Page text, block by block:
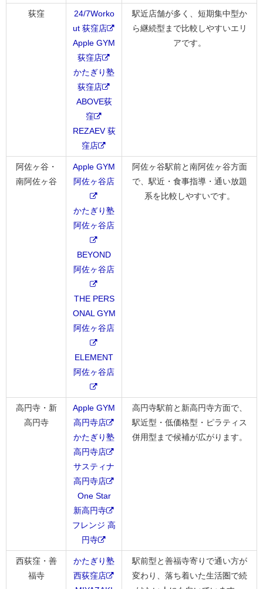
荻窪
24/7Worko
ut 荻窪店
Apple GYM
荻窪店
かたぎり塾
荻窪店
ABOVE荻
窪
REZAEV 荻
窪店
駅近店舗が多く、短期集中型か
ら継続型まで比較しやすいエリ
アです。
阿佐ヶ谷・
南阿佐ヶ谷
Apple GYM
阿佐ヶ谷店
かたぎり塾
阿佐ヶ谷店
BEYOND
阿佐ヶ谷店
THE PERS
ONAL GYM
阿佐ヶ谷店
ELEMENT
阿佐ヶ谷店
阿佐ヶ谷駅前と南阿佐ヶ谷方面
で、駅近・食事指導・通い放題
系を比較しやすいです。
高円寺・新
高円寺
Apple GYM
高円寺店
かたぎり塾
高円寺店
サスティナ
高円寺店
One Star
新高円寺
フレンジ 高
円寺
高円寺駅前と新高円寺方面で、
駅近型・低価格型・ピラティス
併用型まで候補が広がります。
西荻窪・善
福寺
かたぎり塾
西荻窪店
駅前型と善福寺寄りで通い方が
変わり、落ち着いた生活圏で続